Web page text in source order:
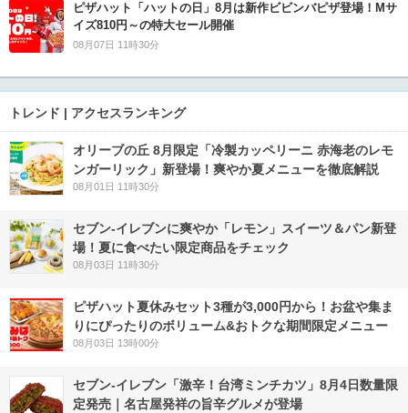
ピザハット「ハットの日」8月は新作ビビンバピザ登場！Mサ
イズ810円～の特大セール開催
08月07日 11時30分
トレンド | アクセスランキング
オリーブの丘 8月限定「冷製カッペリーニ 赤海老のレモ
ンガーリック」新登場！爽やか夏メニューを徹底解説
08月01日 11時30分
セブン‐イレブンに爽やか「レモン」スイーツ＆パン新登
場！夏に食べたい限定商品をチェック
08月03日 11時30分
ピザハット夏休みセット3種が3,000円から！お盆や集ま
りにぴったりのボリューム&おトクな期間限定メニュー
08月03日 13時00分
セブン-イレブン「激辛！台湾ミンチカツ」8月4日数量限
定発売｜名古屋発祥の旨辛グルメが登場